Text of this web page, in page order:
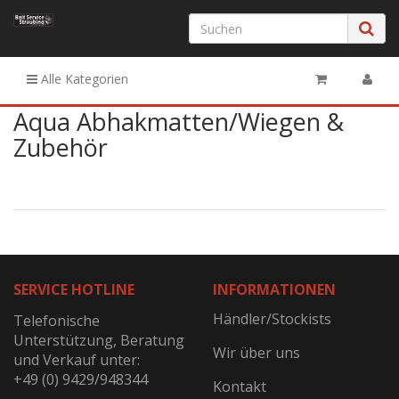
Alle Kategorien
Aqua Abhakmatten/Wiegen &
Zubehör
SERVICE HOTLINE
Telefonische
Unterstützung, Beratung
und Verkauf unter:
+49 (0) 9429/948344
INFORMATIONEN
Händler/Stockists
Wir über uns
Kontakt